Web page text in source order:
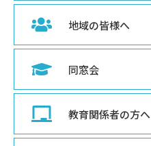
地域の皆様へ
同窓会
教育関係者の方へ